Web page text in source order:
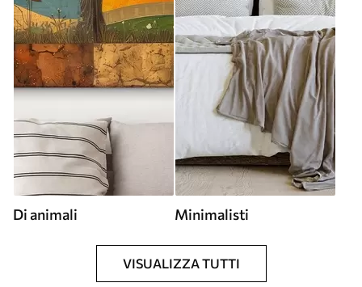
Di animali Minimalisti
VISUALIZZA TUTTI